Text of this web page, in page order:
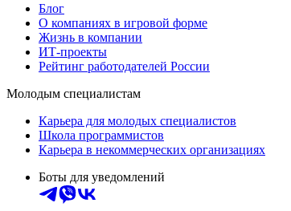
Блог
О компаниях в игровой форме
Жизнь в компании
ИТ-проекты
Рейтинг работодателей России
Молодым специалистам
Карьера для молодых специалистов
Школа программистов
Карьера в некоммерческих организациях
Боты для уведомлений